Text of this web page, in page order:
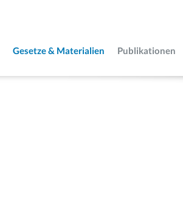
Gesetze & Materialien Publikationen